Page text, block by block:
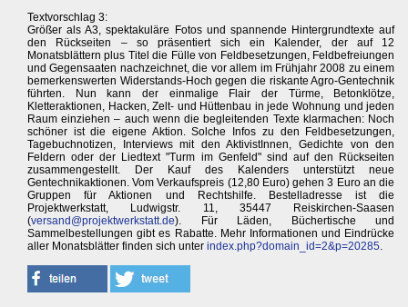
Textvorschlag 3:
Größer als A3, spektakuläre Fotos und spannende Hintergrundtexte auf
den Rückseiten – so präsentiert sich ein Kalender, der auf 12
Monatsblättern plus Titel die Fülle von Feldbesetzungen, Feldbefreiungen
und Gegensaaten nachzeichnet, die vor allem im Frühjahr 2008 zu einem
bemerkenswerten Widerstands-Hoch gegen die riskante Agro-Gentechnik
führten. Nun kann der einmalige Flair der Türme, Betonklötze,
Kletteraktionen, Hacken, Zelt- und Hüttenbau in jede Wohnung und jeden
Raum einziehen – auch wenn die begleitenden Texte klarmachen: Noch
schöner ist die eigene Aktion. Solche Infos zu den Feldbesetzungen,
Tagebuchnotizen, Interviews mit den AktivistInnen, Gedichte von den
Feldern oder der Liedtext "Turm im Genfeld" sind auf den Rückseiten
zusammengestellt. Der Kauf des Kalenders unterstützt neue
Gentechnikaktionen. Vom Verkaufspreis (12,80 Euro) gehen 3 Euro an die
Gruppen für Aktionen und Rechtshilfe. Bestelladresse ist die
Projektwerkstatt, Ludwigstr. 11, 35447 Reiskirchen-Saasen
(versand@projektwerkstatt.de). Für Läden, Büchertische und
Sammelbestellungen gibt es Rabatte. Mehr Informationen und Eindrücke
aller Monatsblätter finden sich unter index.php?domain_id=2&p=20285.